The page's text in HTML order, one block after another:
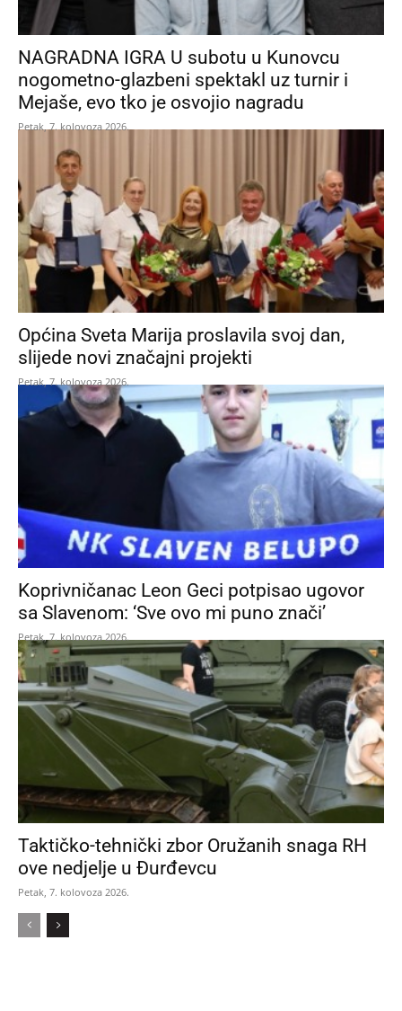
NAGRADNA IGRA U subotu u Kunovcu
nogometno-glazbeni spektakl uz turnir i
Mejaše, evo tko je osvojio nagradu
Petak, 7. kolovoza 2026.
Općina Sveta Marija proslavila svoj dan,
slijede novi značajni projekti
Petak, 7. kolovoza 2026.
Koprivničanac Leon Geci potpisao ugovor
sa Slavenom: ‘Sve ovo mi puno znači’
Petak, 7. kolovoza 2026.
Taktičko-tehnički zbor Oružanih snaga RH
ove nedjelje u Đurđevcu
Petak, 7. kolovoza 2026.